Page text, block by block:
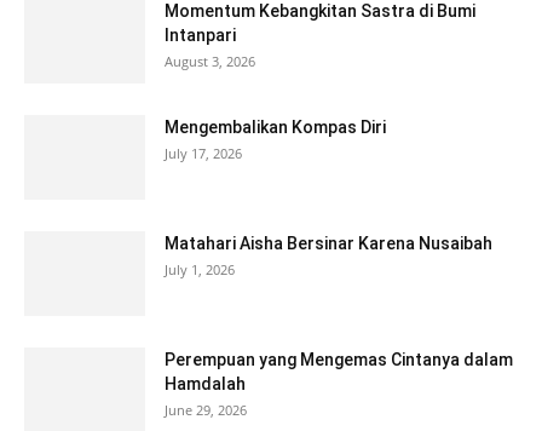
Momentum Kebangkitan Sastra di Bumi
Intanpari
August 3, 2026
Mengembalikan Kompas Diri
July 17, 2026
Matahari Aisha Bersinar Karena Nusaibah
July 1, 2026
Perempuan yang Mengemas Cintanya dalam
Hamdalah
June 29, 2026